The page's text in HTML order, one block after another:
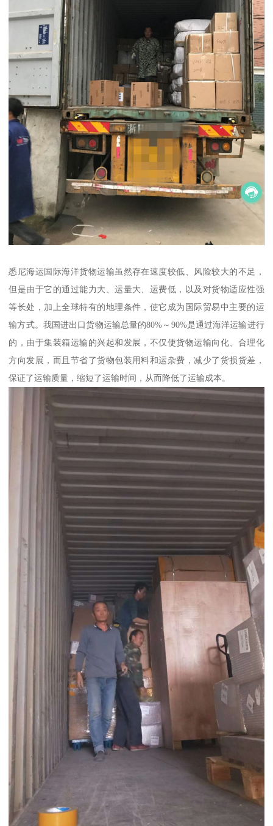
悉尼海运国际海洋货物运输虽然存在速度较低、风险较大的不足，
但是由于它的通过能力大、运量大、运费低，以及对货物适应性强
等长处，加上全球特有的地理条件，使它成为国际贸易中主要的运
输方式。我国进出口货物运输总量的80%～90%是通过海洋运输进行
的，由于集装箱运输的兴起和发展，不仅使货物运输向化、合理化
方向发展，而且节省了货物包装用料和运杂费，减少了货损货差，
保证了运输质量，缩短了运输时间，从而降低了运输成本。